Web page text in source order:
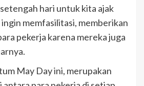
hari untuk kita ajak
memfasilitasi, memberikan
pekerja karena mereka juga
May Day ini, merupakan